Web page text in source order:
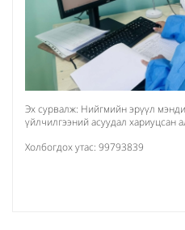
Эх сурвалж: Нийгмийн эрүүл
үйлчилгээний асуудал хариуцсан
Холбогдох утас: 99793839